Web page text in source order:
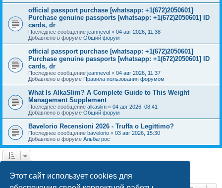
Этот сайт использует cookies для
official passport purchase [whatsapp: +1(672)2050601]
Purchase genuine passports [whatsapp: +1(672)2050601] ID
cards, dr
Последнее сообщение jeannevol « 04 авг 2026, 11:38
Добавлено в форуме Общий форум
official passport purchase [whatsapp: +1(672)2050601]
Purchase genuine passports [whatsapp: +1(672)2050601] ID
cards, dr
Последнее сообщение jeannevol « 04 авг 2026, 11:37
Добавлено в форуме Правила пользования форумом
What Is AlkaSlim? A Complete Guide to This Weight
Management Supplement
Последнее сообщение alkaslim « 04 авг 2026, 08:41
Добавлено в форуме Общий форум
Bavelorio Recensioni 2026 - Truffa o Legittimo?
Последнее сообщение bavelorio « 03 авг 2026, 15:30
Добавлено в форуме Альбатрос